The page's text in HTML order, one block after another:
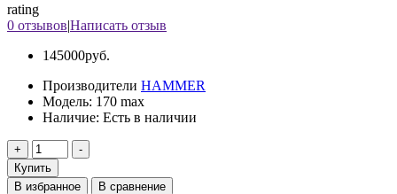
rating
0 отзывов|Написать отзыв
145000руб.
Производители HAMMER
Модель: 170 max
Наличие: Есть в наличии
Купить
В избранное
В сравнение